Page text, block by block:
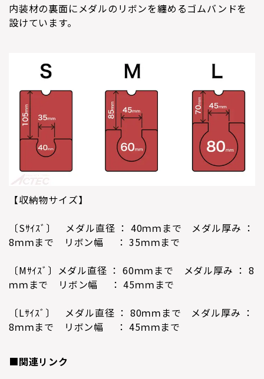
内装材の裏面にメダルのリボンを纏めるゴムバンドを
設けています。
【収納物サイズ】
〔Sｻｲｽﾞ〕 メダル直径 ： 40ｍｍまで メダル厚み ：
8ｍｍまで リボン幅 ： 35ｍｍまで
〔Mｻｲｽﾞ〕メダル直径 ： 60ｍｍまで メダル厚み ： 8
ｍｍまで リボン幅 ： 45ｍｍまで
〔Lｻｲｽﾞ〕 メダル直径 ： 80ｍｍまで メダル厚み ：
8ｍｍまで リボン幅 ： 45ｍｍまで
■関連リンク